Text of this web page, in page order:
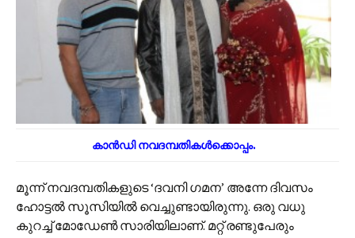
കാൻഡി നവദമ്പതികൾക്കൊപ്പം.
മൂന്ന് നവദമ്പതികളുടെ ‘ദവനി ഗമന’ അന്നേ ദിവസം
ഹോട്ടൽ സൂസിയിൽ വെച്ചുണ്ടായിരുന്നു. ഒരു വധു
കുറച്ച് മോഡേൺ സാരിയിലാണ്. മറ്റ് രണ്ടുപേരും